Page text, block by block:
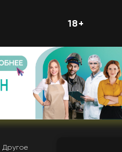
18+
Другое